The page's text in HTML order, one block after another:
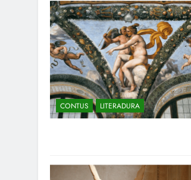
CONTUS LITERADURA